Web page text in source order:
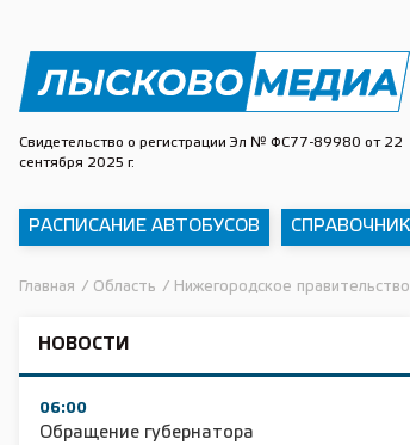
Свидетельство о регистрации Эл № ФС77-89980 от 22
сентября 2025 г.
РАСПИСАНИЕ АВТОБУСОВ
Главная / Область / Нижегородское
НОВОСТИ
06:00
Обращение губернатора